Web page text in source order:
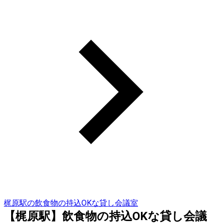
梶原駅の飲食物の持込OKな貸し会議室
【梶原駅】飲食物の持込OKな貸し会議